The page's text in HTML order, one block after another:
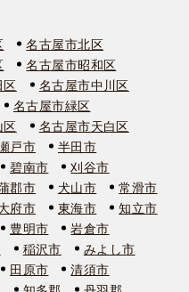
名古屋市北区
名古屋市昭和区
区
名古屋市中川区
名古屋市緑区
区
名古屋市天白区
戸市
半田市
碧南市
刈谷市
郡市 犬山市
常滑市
府市 東海市
知立市
豊明市
岩倉市
稲沢市
みよし市
田原市
清須市